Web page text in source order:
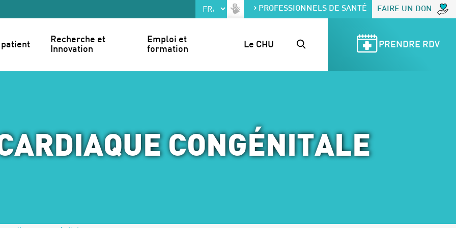
PROFESSIONNELS DE SANTÉ FAIRE UN DON
patient
Recherche et
Innovation
Emploi et
formation
Le CHU PRENDRE RDV
CONGÉNITALE